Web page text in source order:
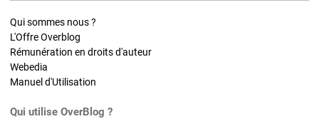
Qui sommes nous ?
L'Offre Overblog
Rémunération en droits d'auteur
Webedia
Manuel d'Utilisation
Qui utilise OverBlog ?